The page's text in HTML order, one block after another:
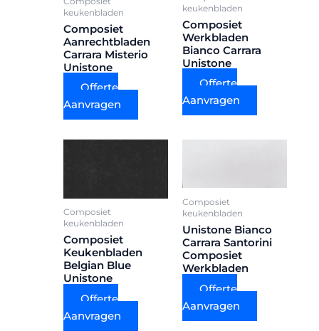
keukenbladen
Composiet
Aanrechtbladen
Carrara Misterio
Unistone
Offerte
Aanvragen
keukenbladen
Composiet
Werkbladen
Bianco Carrara
Unistone
Offerte
Aanvragen
Composiet
keukenbladen
Composiet
Keukenbladen
Belgian Blue
Unistone
Offerte
Aanvragen
Composiet
keukenbladen
Unistone Bianco
Carrara Santorini
Composiet
Werkbladen
Offerte
Aanvragen